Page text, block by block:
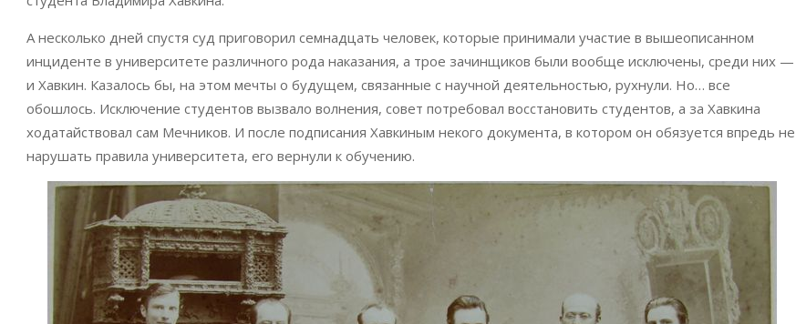
А несколько дней спустя суд приговорил семнадцать человек, которые принимали участие в вышеописанном
инциденте в университете различного рода наказания, а трое зачинщиков были вообще исключены, среди них —
и Хавкин. Казалось бы, на этом мечты о будущем, связанные с научной деятельностью, рухнули. Но… все
обошлось. Исключение студентов вызвало волнения, совет потребовал восстановить студентов, а за Хавкина
ходатайствовал сам Мечников. И после подписания Хавкиным некого документа, в котором он обязуется впредь не
нарушать правила университета, его вернули к обучению.